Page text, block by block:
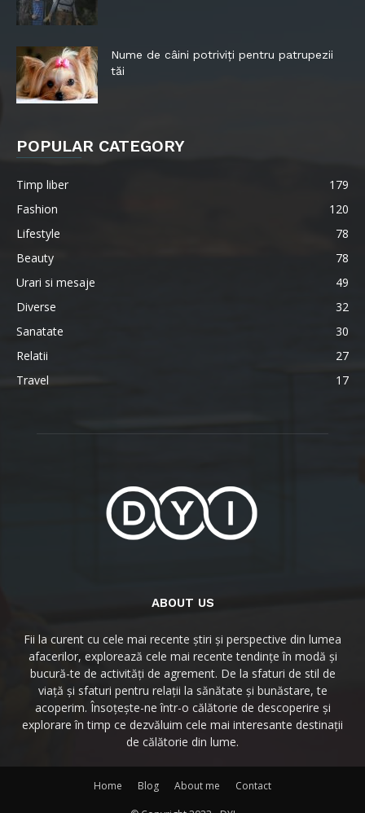
Nume de câini potriviți pentru patrupezii
tăi
POPULAR CATEGORY
Timp liber
179
Fashion
120
Lifestyle
78
Beauty
78
Urari si mesaje
49
Diverse
32
Sanatate
30
Relatii
27
Travel
17
ABOUT US
Fii la curent cu cele mai recente știri și perspective din lumea
afacerilor, explorează cele mai recente tendințe în modă și
bucură-te de activități de agrement. De la sfaturi de stil de
viață și sfaturi pentru relații la sănătate și bunăstare, te
acoperim. Însoțește-ne într-o călătorie de descoperire și
explorare în timp ce dezvăluim cele mai interesante destinații
de călătorie din lume.
Home Blog About me Contact